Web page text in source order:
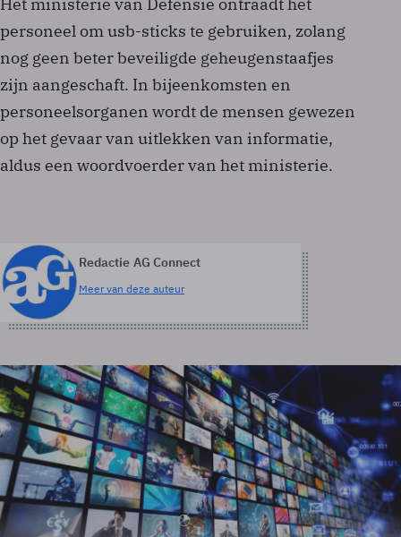
personeel om usb-sticks te gebruiken, zolang
nog geen beter beveiligde geheugenstaafjes
zijn aangeschaft. In bijeenkomsten en
personeelsorganen wordt de mensen gewezen
op het gevaar van uitlekken van informatie,
aldus een woordvoerder van het ministerie.
Redactie AG Connect
Meer van deze auteur